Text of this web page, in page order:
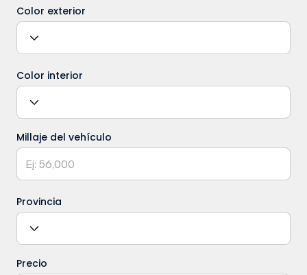
Color exterior
Color interior
Millaje del vehículo
Provincia
Precio